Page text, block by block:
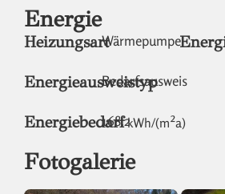
Energie
HeizungsartWärmepumpe
Energieausweistyp
Bedarfsausweis
Energiebedarf
168.2kWh/(m²a)
Fotogalerie